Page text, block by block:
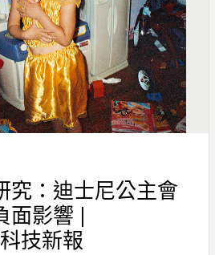
究：迪士尼公主會
面影響 |
技新報